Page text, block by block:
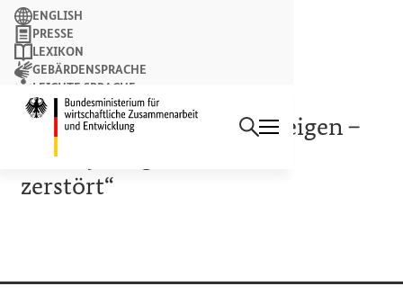
Suchbegriff
Suchen
ENGLISH
PRESSE
LEXIKON
GEBÄRDENSPRACHE
LEICHTE SPRACHE
NEWSLETTER
„Die Aufbauhilfe muss steigen –
es wir ja unglaublich viel
zerstört“